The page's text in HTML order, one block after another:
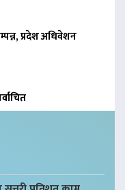
प्रदेश अधिवेशन